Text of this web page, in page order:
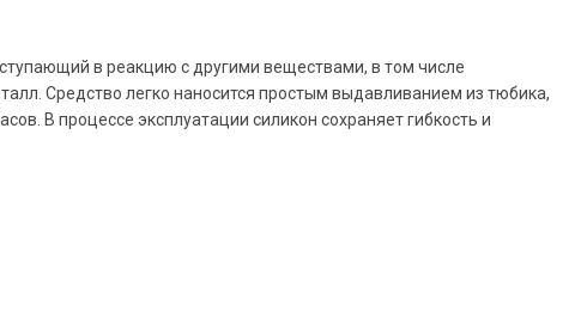
в реакцию с другими веществами, в том числе
Средство легко наносится простым выдавливанием из тюбика,
В процессе эксплуатации силикон сохраняет гибкость и